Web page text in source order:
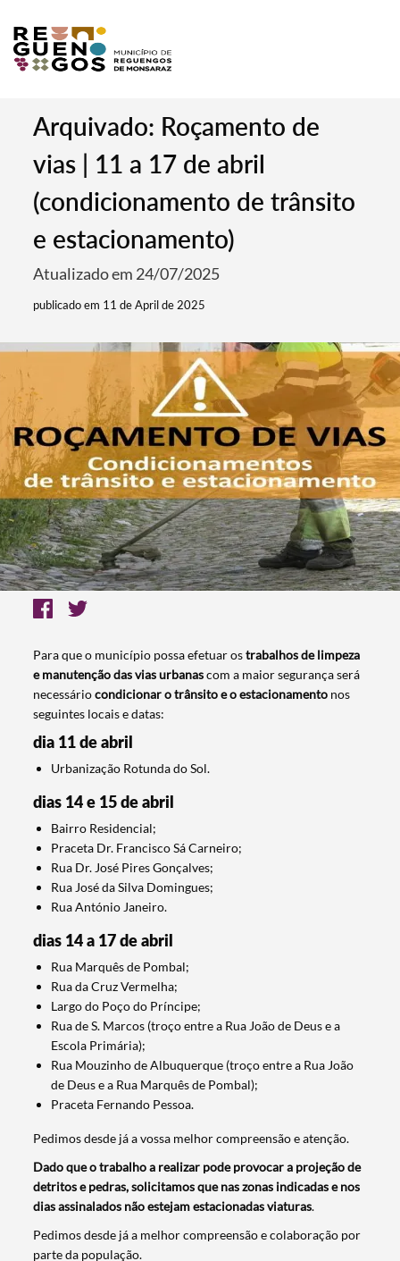
Categorias gerais
Arquivado: Roçamento de
vias | 11 a 17 de abril
(condicionamento de trânsito
e estacionamento)
Atualizado em 24/07/2025
publicado em 11 de April de 2025
Para que o município possa efetuar ostrabalhos de limpeza
e manutenção das vias urbanascom a maior segurança será
necessáriocondicionar o trânsito e o estacionamento nos
seguintes locais e datas:
dia 11 de abril
Urbanização Rotunda do Sol.
dias 14 e 15 de abril
Bairro Residencial;
Praceta Dr. Francisco Sá Carneiro;
Rua Dr. José Pires Gonçalves;
Rua José da Silva Domingues;
Rua António Janeiro.
dias 14 a 17 de abril
Rua Marquês de Pombal;
Rua da Cruz Vermelha;
Largo do Poço do Príncipe;
Rua de S. Marcos (troço entre a Rua João de Deus e a
Escola Primária);
Rua Mouzinho de Albuquerque (troço entre a Rua João
de Deus e a Rua Marquês de Pombal);
Praceta Fernando Pessoa.
Pedimos desde já a vossa melhor compreensão e atenção.
Dado que o trabalho a realizar pode provocar a projeção de
detritos e pedras, solicitamos que nas zonas indicadas e nos
dias assinalados não estejam estacionadas viaturas.
Pedimos desde já a melhor compreensão e colaboração por
parte da população.